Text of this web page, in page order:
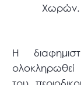
Χωρών.
Η